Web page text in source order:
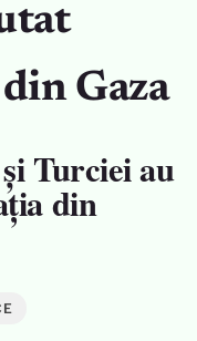
Gaza
Turciei au
din